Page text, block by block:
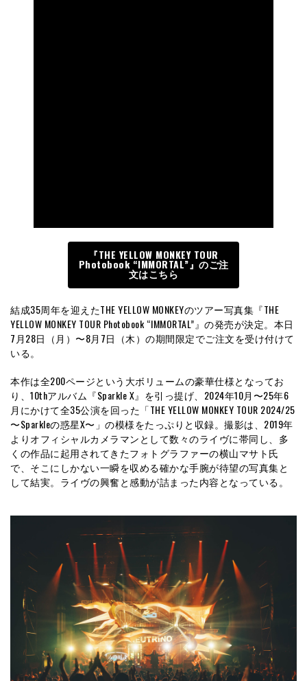
『THE YELLOW MONKEY TOUR
Photobook “IMMORTAL”』のご注
文はこちら
結成35周年を迎えたTHE YELLOW MONKEYのツアー写真集『THE
YELLOW MONKEY TOUR Photobook “IMMORTAL”』の発売が決定。本日
7月28日（月）〜8月7日（木）の期間限定でご注文を受け付けて
いる。
本作は全200ページという大ボリュームの豪華仕様となってお
り、10thアルバム『Sparkle X』を引っ提げ、2024年10月〜25年6
月にかけて全35公演を回った「THE YELLOW MONKEY TOUR 2024/25
〜Sparkleの惑星X〜」の模様をたっぷりと収録。撮影は、2019年
よりオフィシャルカメラマンとして数々のライヴに帯同し、多
くの作品に起用されてきたフォトグラファーの横山マサト氏
で、そこにしかない一瞬を収める確かな手腕が待望の写真集と
して結実。ライヴの興奮と感動が詰まった内容となっている。